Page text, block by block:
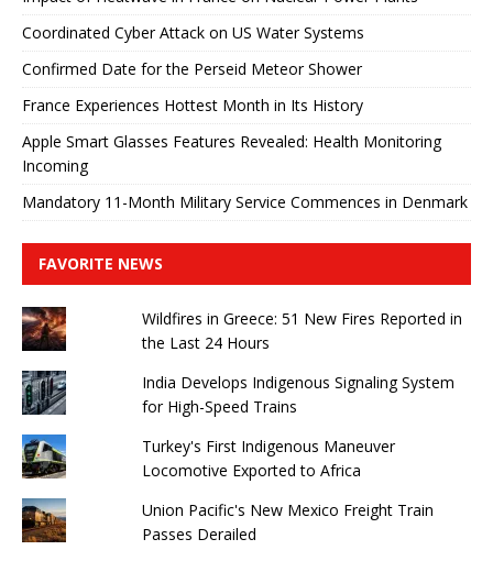
Coordinated Cyber ​​Attack on US Water Systems
Confirmed Date for the Perseid Meteor Shower
France Experiences Hottest Month in Its History
Apple Smart Glasses Features Revealed: Health Monitoring
Incoming
Mandatory 11-Month Military Service Commences in Denmark
FAVORITE NEWS
Wildfires in Greece: 51 New Fires Reported in
the Last 24 Hours
India Develops Indigenous Signaling System
for High-Speed ​​Trains
Turkey's First Indigenous Maneuver
Locomotive Exported to Africa
Union Pacific's New Mexico Freight Train
Passes Derailed